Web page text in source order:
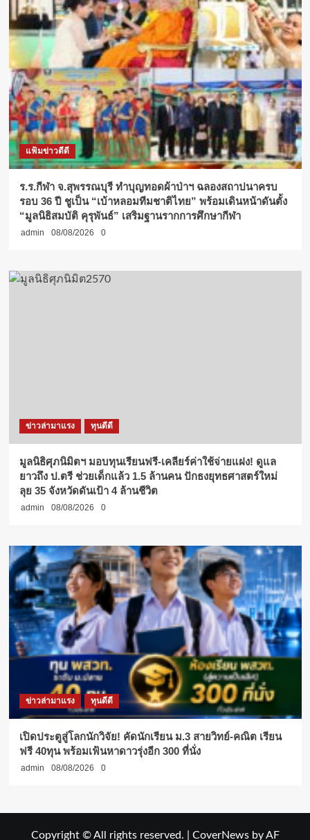
แฟ้มข่าวดีดี
ร.ร.กีฬา จ.สุพรรณบุรี ทำบุญทอดผ้าป่าฯ ฉลองสถาปนาครบ
รอบ 36 ปี ชูเป็น “เบ้าหลอมทีมชาติไทย” พร้อมเดินหน้าดันตั้ง
“มูลนิธิสมบัติ คุรุพันธ์” เสริมฐานรากการศึกษากีฬา
admin 08/08/2026 0
ข่าวล่ามาแรง ทุนดีดี
มูลนิธิศุภนิมิตฯ มอบทุนเรียนฟรี-เคลียร์ค่าใช้จ่ายแฝง! ดูแล
ยาวถึง ป.ตรี ช่วยเด็กแล้ว 1.5 ล้านคน ปักธงยุทธศาสตร์ใหม่
ลุย 35 จังหวัดดันเป้า 4 ล้านชีวิต
admin 08/08/2026 0
ข่าวล่ามาแรง ทุนดีดี
เปิดประตูสู่โลกนักวิจัย! คัดนักเรียน ม.3 สายวิทย์-คณิต เรียน
ฟรี 40ทุน พร้อมเฟ้นหาดาวรุ่งอีก 300 ที่นั่ง
admin 08/08/2026 0
Copyright © All rights reserved. CoverNewsby AF